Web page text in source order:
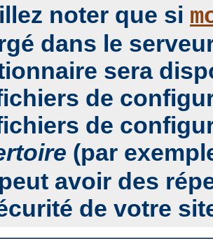
noter que si
dans le
sera
de
de
(par
avoir des
de votre